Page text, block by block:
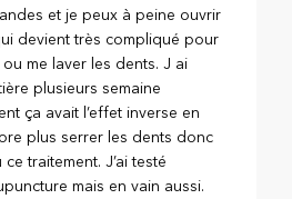
et je peux à peine ouvrir
devient très compliqué pour
me laver les dents. J ai
plusieurs semaine
ça avait l’effet inverse en
plus serrer les dents donc
traitement. J’ai testé
mais en vain aussi.